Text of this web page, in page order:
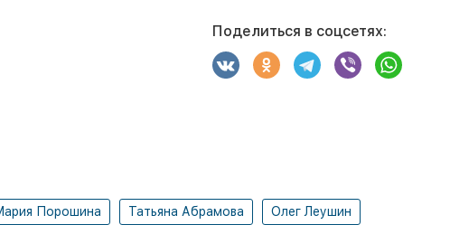
Поделиться в соцсетях:
Порошина Татьяна Абрамова Олег Леушин